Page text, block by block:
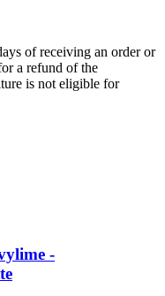
of receiving an order or
a refund of the
is not eligible for
-